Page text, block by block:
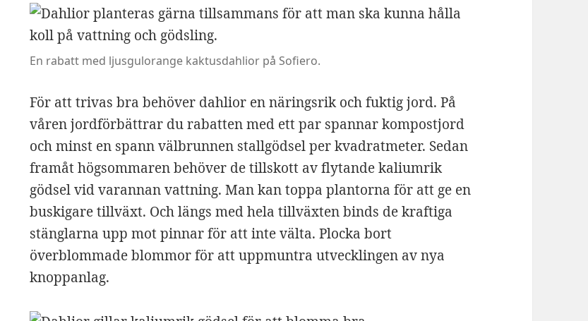
En rabatt med ljusgulorange kaktusdahlior på Sofiero.
För att trivas bra behöver dahlior en näringsrik och fuktig jord. På
våren jordförbättrar du rabatten med ett par spannar kompostjord
och minst en spann välbrunnen stallgödsel per kvadratmeter. Sedan
framåt högsommaren behöver de tillskott av flytande kaliumrik
gödsel vid varannan vattning. Man kan toppa plantorna för att ge en
buskigare tillväxt. Och längs med hela tillväxten binds de kraftiga
stänglarna upp mot pinnar för att inte välta. Plocka bort
överblommade blommor för att uppmuntra utvecklingen av nya
knoppanlag.